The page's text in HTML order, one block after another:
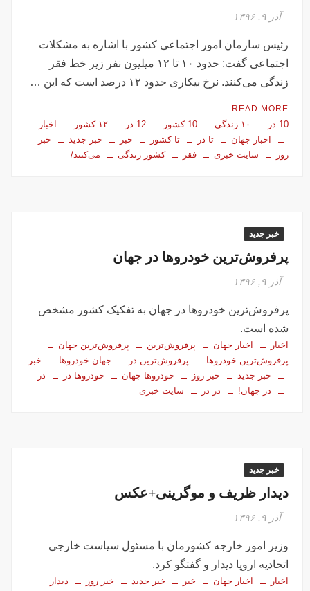
آذر ۹, ۱۳۹۶
رئیس سازمان امور اجتماعی کشور با اشاره به مشکلات
اجتماعی گفت: حدود ۱۰ تا ۱۲ میلیون نفر زیر خط فقر
زندگی می‌کنند. نرخ بیکاری حدود ۱۲ درصد است که این …
READ MORE
10 در ۱۰ زندگی 10 کشور 12 در ۱۲ کشور
اخبار
اخبار جهان
تا در تا کشور خبر خبر جدید
خبر
روز
سایت خبری فقر کشور زندگی می‌کنند/
خبر جدید
پرفروش‌ترین خودروها در جهان
آذر ۹, ۱۳۹۶
پرفروش‌ترین خودروها در جهان به تفکیک کشور مشخص
شده است.
اخبار اخبار جهان پرفروش‌ترین
پرفروش‌ترین جهان
پرفروش‌ترین خودروها
پرفروش‌ترین در جهان خودروها
خبر
خبر جدید
خبر روز خودروها جهان خودروها در
در
در جهان!
در در سایت خبری
خبر جدید
دیدار ظریف و موگرینی+عکس
آذر ۹, ۱۳۹۶
وزیر امور خارجه کشورمان با مسئول سیاست خارجی
اتحادیه اروپا دیدار و گفتگو کرد.
اخبار اخبار جهان خبر خبر جدید خبر روز
دیدار